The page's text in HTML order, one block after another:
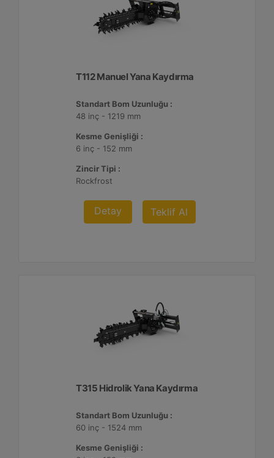
T112 Manuel Yana Kaydırma
Standart Bom Uzunluğu :
48 inç - 1219 mm
Kesme Genişliği :
6 inç - 152 mm
Zincir Tipi :
Rockfrost
Detay Teklif Al
T315 Hidrolik Yana Kaydırma
Standart Bom Uzunluğu :
60 inç - 1524 mm
Kesme Genişliği :